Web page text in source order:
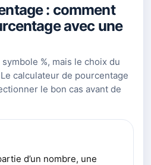
: comment
avec une
%, mais le choix du
calculateur de pourcentage
le bon cas avant de
d’un nombre, une